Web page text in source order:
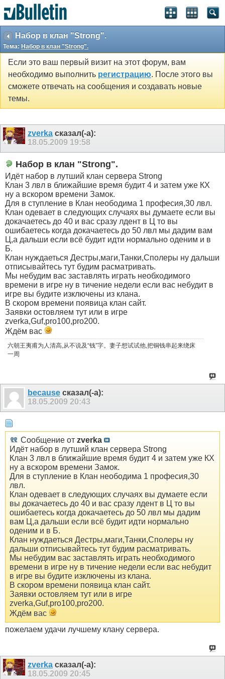
Набор в клан "Strong".
Тема: Набор в клан "Strong".
Если это ваш первый визит на этот форум, вам
необходимо выполнить регистрацию. После этого вы
сможете отвечать на сообщения и создавать новые
темы.
zverka сказал(-а):
18.05.2009 19:58
Набор в клан "Strong".
Идёт набор в лутший клан сервера Strong
Клан 3 лвл в ближайшие время будит 4 и затем уже КХ
ну а вскором времени Замок.
Для в ступление в Клан неободима 1 професия,30 лвл.
Клан одевает в следующих случаях вы думаете если вы
докачаетесь до 40 и вас сразу лдент в Ц то вы
ошибаетесь когда докачаетесь до 50 лвл мы дадим вам
Ц,а дальши если всё будит идти нормально оденим и в
Б.
Клан нуждаеться Дестры,маги,Танки,Сполеры ну дальши
отписывайтесь тут будим расматривать.
Мы небудим вас заставлять играть необходимого
времени в игре ну в тичение недели если вас небудит в
игре вы будите изключены из клана.
В скором времени появица клан сайт.
Заявки остовляем тут или в игре
zverka,Guf,pro100,pro200.
Ждём вас
六朝王夷甫为人清高,从不说及“钱”字。妻子想试试他,把铜钱串起来绕床
一周
because сказал(-а):
18.05.2009 20:43
Сообщение от zverka
Идёт набор в лутший клан сервера Strong
Клан 3 лвл в ближайшие время будит 4 и затем уже КХ
ну а вскором времени Замок.
Для в ступление в Клан неободима 1 професия,30
лвл.
Клан одевает в следующих случаях вы думаете если
вы докачаетесь до 40 и вас сразу лдент в Ц то вы
ошибаетесь когда докачаетесь до 50 лвл мы дадим
вам Ц,а дальши если всё будит идти нормально
оденим и в Б.
Клан нуждаеться Дестры,маги,Танки,Сполеры ну
дальши отписывайтесь тут будим расматривать.
Мы небудим вас заставлять играть необходимого
времени в игре ну в тичение недели если вас небудит
в игре вы будите изключены из клана.
В скором времени появица клан сайт.
Заявки остовляем тут или в игре
zverka,Guf,pro100,pro200.
Ждём вас
пожелаем удачи лучшему клану сервера.
zverka сказал(-а):
18.05.2009 20:45